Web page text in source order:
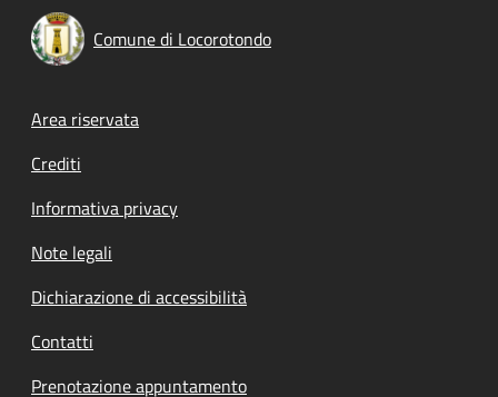
Comune di Locorotondo
Footer menu
Area riservata
Crediti
Informativa privacy
Note legali
Dichiarazione di accessibilità
Contatti
Prenotazione appuntamento